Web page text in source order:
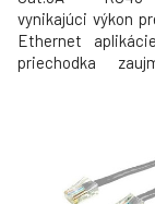
vynikajúci výkon
Ethernet
priechodka
Prierez 4 x 2 x
dĺžky na topánke
8 farbách